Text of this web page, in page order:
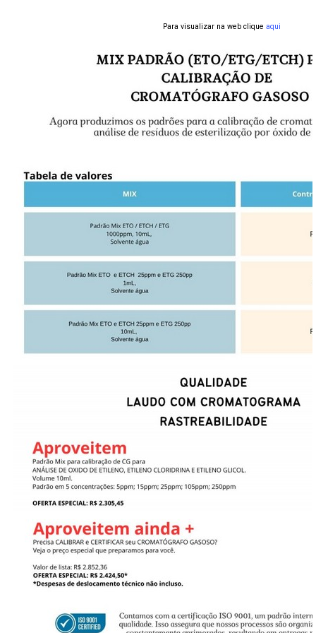
Para visualizar na web clique aqui